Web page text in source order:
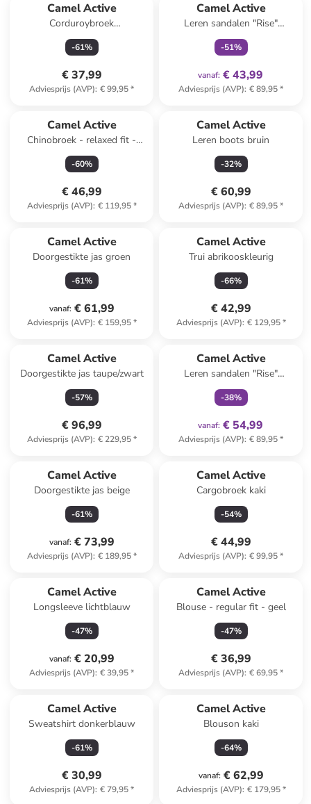
Camel Active
Corduroybroek
abrikooskleurig
-61%
€ 37,99
Adviesprijs (AVP): € 99,95*
Camel Active
Leren sandalen "Rise"
donkerblauw
-51%
vanaf: € 43,99
Adviesprijs (AVP): € 89,95*
Camel Active
Chinobroek - relaxed fit -
lichtbruin
-60%
€ 46,99
Adviesprijs (AVP): € 119,95*
Camel Active
Leren boots bruin
-32%
€ 60,99
Adviesprijs (AVP): € 89,95*
Camel Active
Doorgestikte jas groen
-61%
vanaf: € 61,99
Adviesprijs (AVP): € 159,95*
Camel Active
Trui abrikooskleurig
-66%
€ 42,99
Adviesprijs (AVP): € 129,95*
Camel Active
Doorgestikte jas taupe/zwart
-57%
€ 96,99
Adviesprijs (AVP): € 229,95*
Camel Active
Leren sandalen "Rise"
antraciet
-38%
vanaf: € 54,99
Adviesprijs (AVP): € 89,95*
Camel Active
Doorgestikte jas beige
-61%
vanaf: € 73,99
Adviesprijs (AVP): € 189,95*
Camel Active
Cargobroek kaki
-54%
€ 44,99
Adviesprijs (AVP): € 99,95*
Camel Active
Longsleeve lichtblauw
-47%
vanaf: € 20,99
Adviesprijs (AVP): € 39,95*
Camel Active
Blouse - regular fit - geel
-47%
€ 36,99
Adviesprijs (AVP): € 69,95*
Camel Active
Sweatshirt donkerblauw
-61%
€ 30,99
Adviesprijs (AVP): € 79,95*
Camel Active
Blouson kaki
-64%
vanaf: € 62,99
Adviesprijs (AVP): € 179,95*